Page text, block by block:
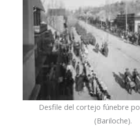
Desfile del cortejo fúnebre
(Bariloche).